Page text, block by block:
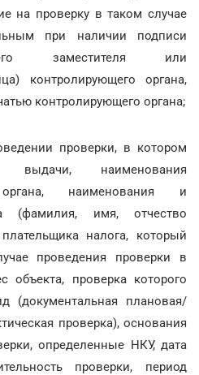
на проверку в таком случае
при наличии подписи
заместителя или
контролирующего органа,
контролирующего органа;
проверки, в котором
выдачи, наименования
органа, наименования и
(фамилия, имя, отчество
налога, который
проведения проверки в
объекта, проверка которого
(документальная плановая/
проверка), основания
определенные НКУ, дата
проверки, период